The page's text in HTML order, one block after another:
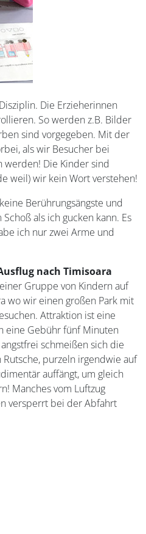
Die Erzieherinnen
So werden z.B. Bilder
sind vorgegeben. Mit der
als wir Besucher bei
Die Kinder sind
weil) wir kein Wort verstehen!
Berührungsängste und
als ich gucken kann. Es
ich nur zwei Arme und
nach Timisoara
Gruppe von Kindern auf
wo wir einen großen Park mit
Attraktion ist eine
eine Gebühr fünf Minuten
schmeißen sich die
purzeln irgendwie auf
auffängt, um gleich
Manches vom Luftzug
versperrt bei der Abfahrt